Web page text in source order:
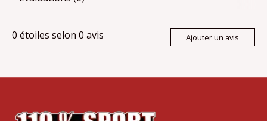
0 étoiles selon 0 avis Ajouter un avis